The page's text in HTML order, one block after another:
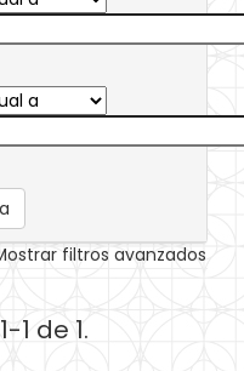
filtros avanzados
1 de 1.